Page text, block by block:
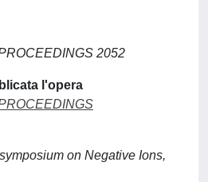
2052
l'opera
on Negative Ions,